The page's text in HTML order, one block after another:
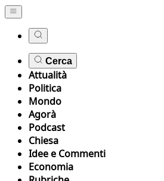
Cerca
Attualità
Politica
Mondo
Agorà
Podcast
Chiesa
Idee e Commenti
Economia